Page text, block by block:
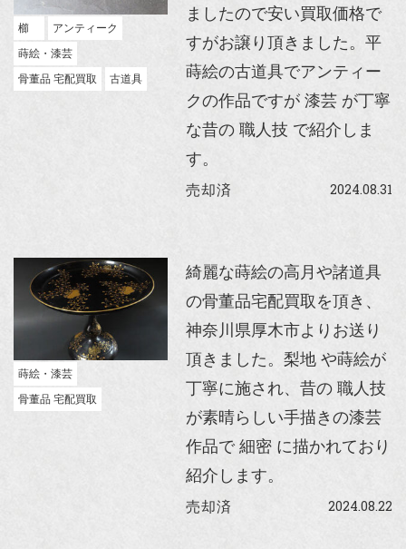
櫛
アンティーク
蒔絵・漆芸
骨董品 宅配買取
古道具
ましたので安い買取価格で
すがお譲り頂きました。平
蒔絵の古道具でアンティー
クの作品ですが 漆芸 が丁寧
な昔の 職人技 で紹介しま
す。
売却済 2024.08.31
蒔絵・漆芸
骨董品 宅配買取
綺麗な蒔絵の高月や諸道具
の骨董品宅配買取を頂き、
神奈川県厚木市よりお送り
頂きました。梨地 や蒔絵が
丁寧に施され、昔の 職人技
が素晴らしい手描きの漆芸
作品で 細密 に描かれており
紹介します。
売却済 2024.08.22